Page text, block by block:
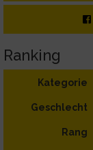
Ranking
Kategorie
Geschlecht
Rang